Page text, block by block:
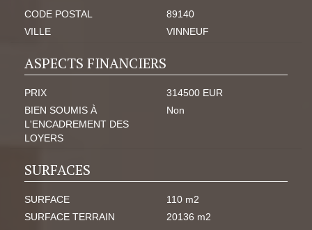
CODE POSTAL
89140
VILLE
VINNEUF
ASPECTS FINANCIERS
PRIX
314500 EUR
BIEN SOUMIS À
L'ENCADREMENT DES
LOYERS
Non
SURFACES
SURFACE
110 m2
SURFACE TERRAIN
20136 m2